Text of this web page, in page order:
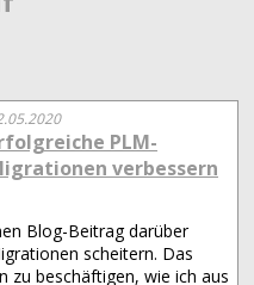
PLM-
verbessern
Blog-Beitrag darüber
scheitern. Das
zu beschäftigen, wie ich aus